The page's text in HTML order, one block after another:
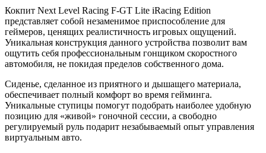
Кокпит Next Level Racing F-GT Lite iRacing Edition
представляет собой незаменимое приспособление для
геймеров, ценящих реалистичность игровых ощущений.
Уникальная конструкция данного устройства позволит вам
ощутить себя профессиональным гонщиком скоростного
автомобиля, не покидая пределов собственного дома.
Сиденье, сделанное из приятного и дышащего материала,
обеспечивает полный комфорт во время гейминга.
Уникальные ступицы помогут подобрать наиболее удобную
позицию для «живой» гоночной сессии, а свободно
регулируемый руль подарит незабываемый опыт управления
виртуальным авто.